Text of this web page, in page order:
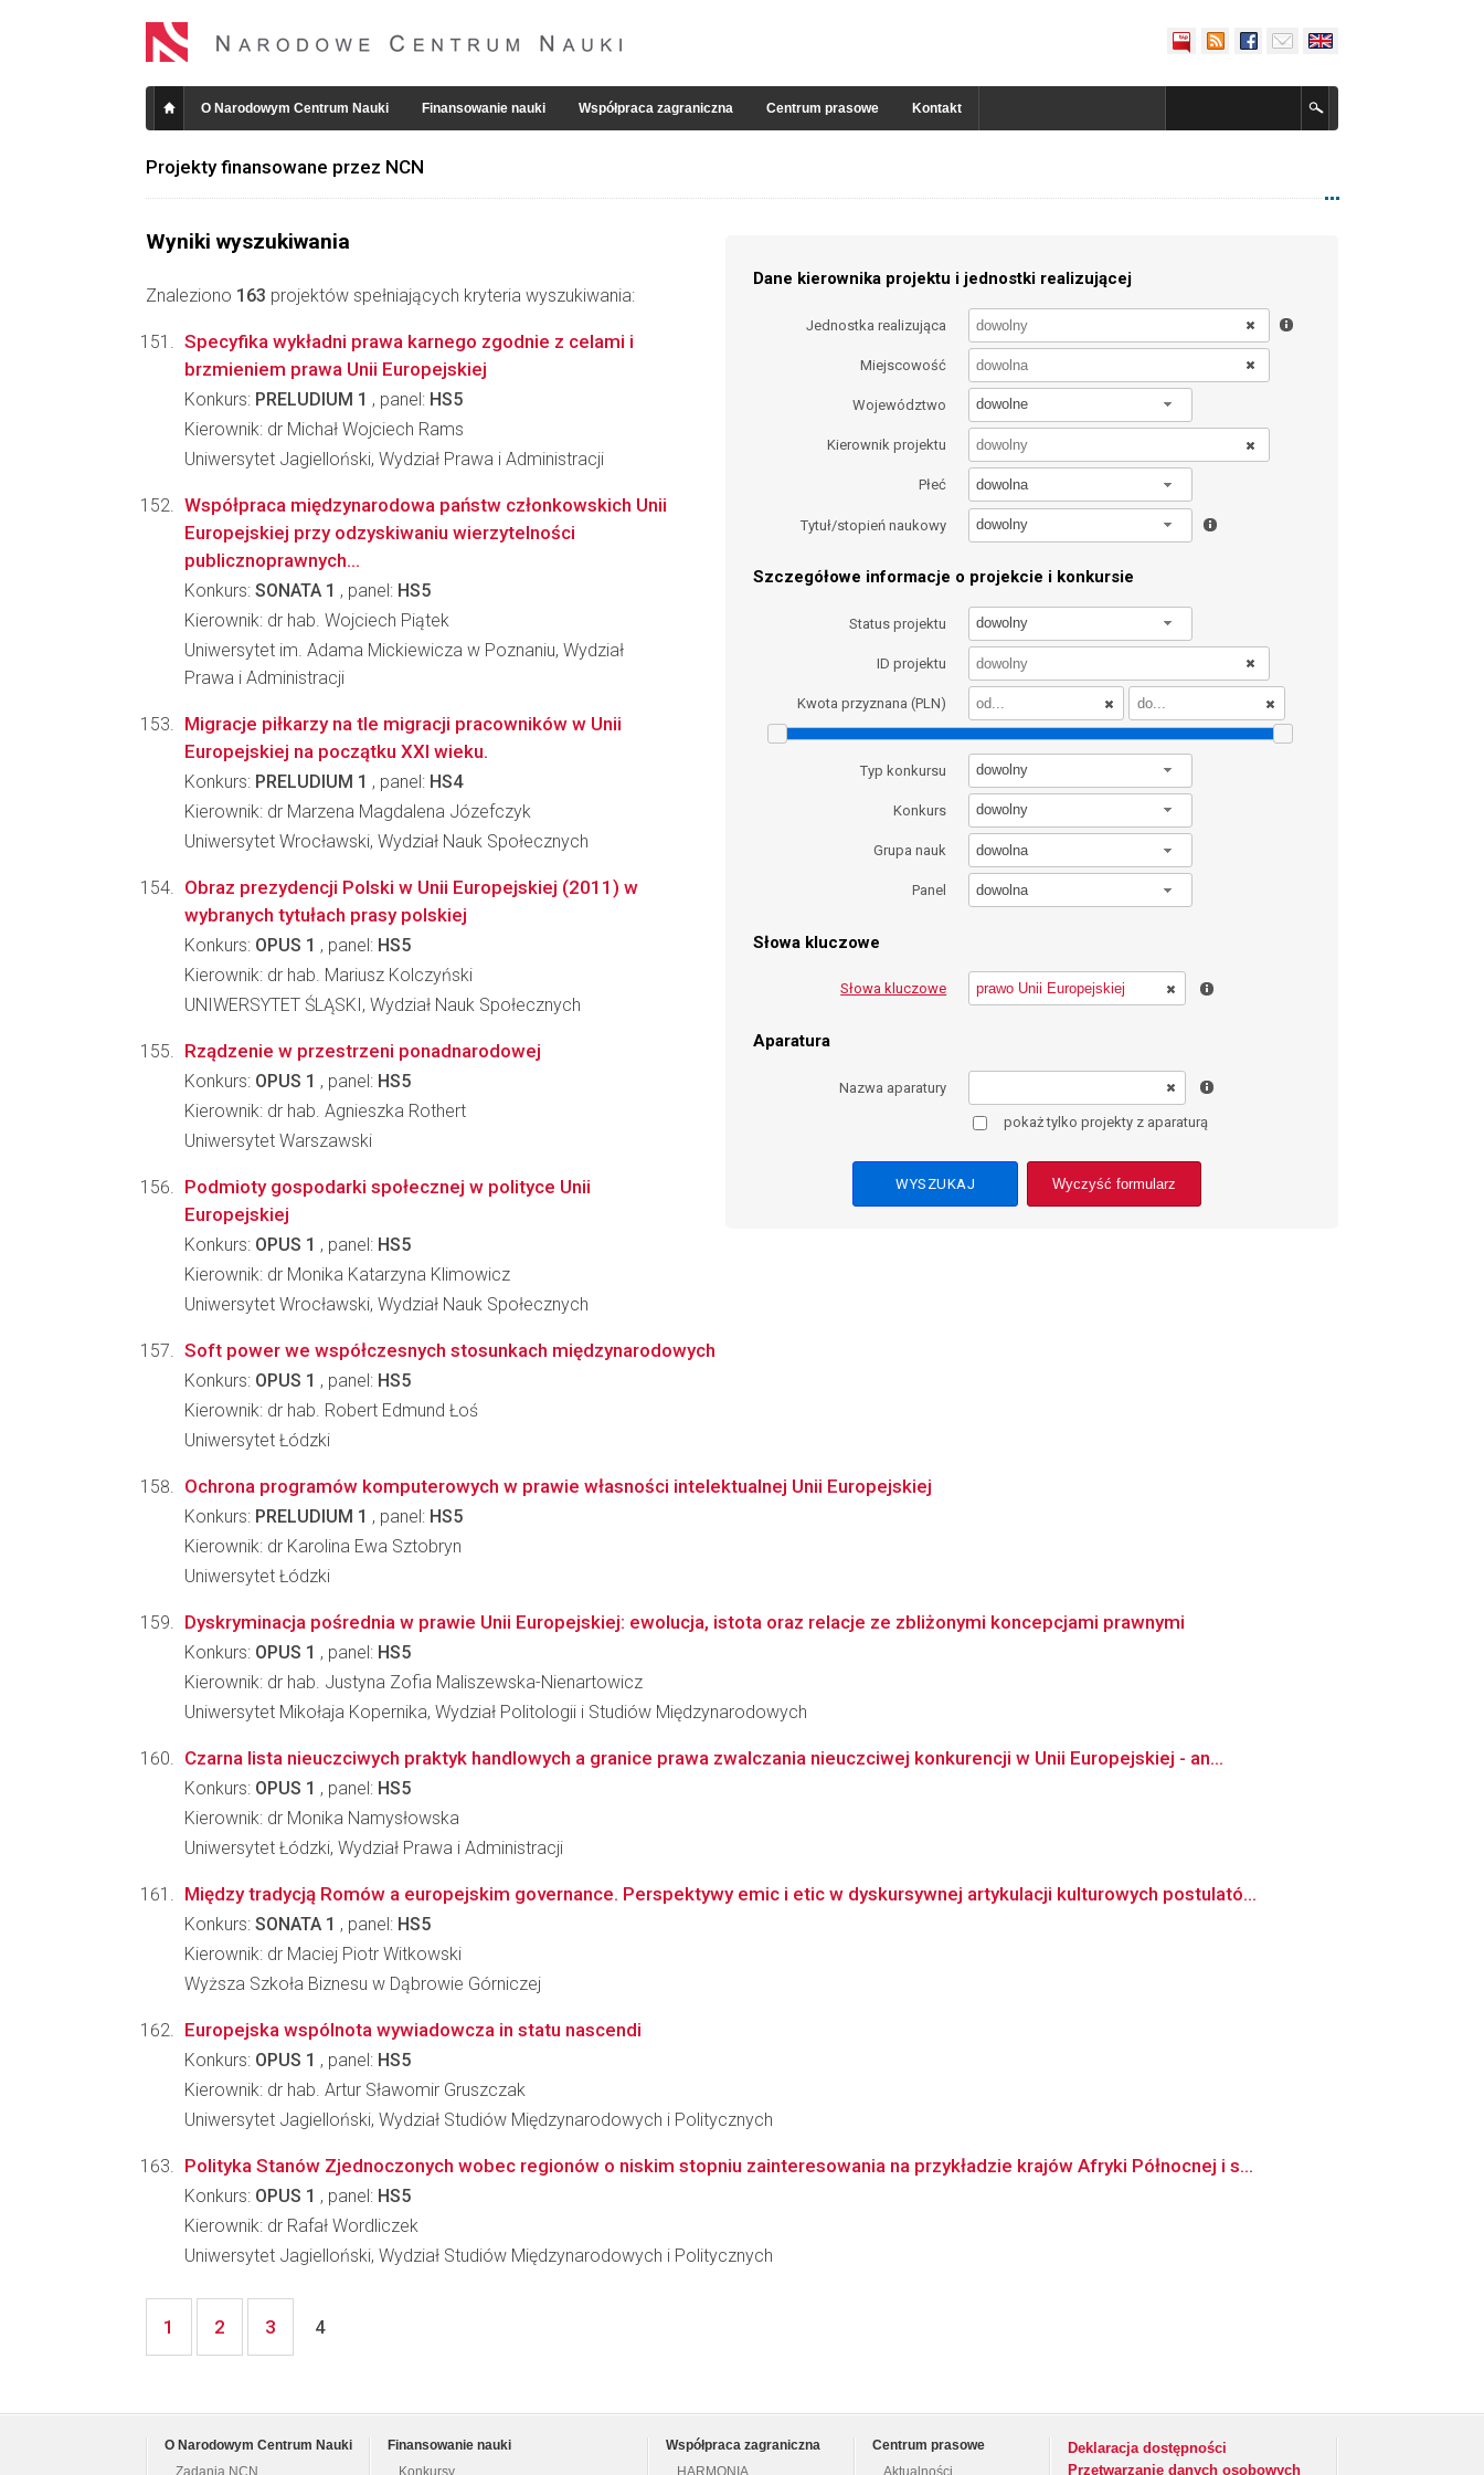
O Narodowym Centrum Nauki Finansowanie nauki Współpraca zagraniczna Centrum prasowe Kontakt
Projekty finansowane przez NCN
Wyniki wyszukiwania
Znaleziono 163 projektów spełniających kryteria wyszukiwania:
Dane kierownika projektu i jednostki realizującej
Jednostka realizująca
Miejscowość
Województwo dowolne
Kierownik projektu
Płeć dowolna
Tytuł/stopień naukowy dowolny
Szczegółowe informacje o projekcie i konkursie
Status projektu dowolny
ID projektu
Kwota przyznana (PLN)
Typ konkursu dowolny
Konkurs dowolny
Grupa nauk dowolna
Panel dowolna
Słowa kluczowe
Słowa kluczowe
Aparatura
Nazwa aparatury
pokaż tylko projekty z aparaturą
Wyczyść formularz
Specyfika wykładni prawa karnego zgodnie z celami i
brzmieniem prawa Unii Europejskiej
Konkurs: PRELUDIUM 1 , panel: HS5
Kierownik: dr Michał Wojciech Rams
Uniwersytet Jagielloński, Wydział Prawa i Administracji
Współpraca międzynarodowa państw członkowskich Unii
Europejskiej przy odzyskiwaniu wierzytelności
publicznoprawnych...
Konkurs: SONATA 1 , panel: HS5
Kierownik: dr hab. Wojciech Piątek
Uniwersytet im. Adama Mickiewicza w Poznaniu, Wydział
Prawa i Administracji
Migracje piłkarzy na tle migracji pracowników w Unii
Europejskiej na początku XXI wieku.
Konkurs: PRELUDIUM 1 , panel: HS4
Kierownik: dr Marzena Magdalena Józefczyk
Uniwersytet Wrocławski, Wydział Nauk Społecznych
Obraz prezydencji Polski w Unii Europejskiej (2011) w
wybranych tytułach prasy polskiej
Konkurs: OPUS 1 , panel: HS5
Kierownik: dr hab. Mariusz Kolczyński
UNIWERSYTET ŚLĄSKI, Wydział Nauk Społecznych
Rządzenie w przestrzeni ponadnarodowej
Konkurs: OPUS 1 , panel: HS5
Kierownik: dr hab. Agnieszka Rothert
Uniwersytet Warszawski
Podmioty gospodarki społecznej w polityce Unii
Europejskiej
Konkurs: OPUS 1 , panel: HS5
Kierownik: dr Monika Katarzyna Klimowicz
Uniwersytet Wrocławski, Wydział Nauk Społecznych
Soft power we współczesnych stosunkach międzynarodowych
Konkurs: OPUS 1 , panel: HS5
Kierownik: dr hab. Robert Edmund Łoś
Uniwersytet Łódzki
Ochrona programów komputerowych w prawie własności intelektualnej Unii Europejskiej
Konkurs: PRELUDIUM 1 , panel: HS5
Kierownik: dr Karolina Ewa Sztobryn
Uniwersytet Łódzki
Dyskryminacja pośrednia w prawie Unii Europejskiej: ewolucja, istota oraz relacje ze zbliżonymi koncepcjami prawnymi
Konkurs: OPUS 1 , panel: HS5
Kierownik: dr hab. Justyna Zofia Maliszewska-Nienartowicz
Uniwersytet Mikołaja Kopernika, Wydział Politologii i Studiów Międzynarodowych
Czarna lista nieuczciwych praktyk handlowych a granice prawa zwalczania nieuczciwej konkurencji w Unii Europejskiej - an...
Konkurs: OPUS 1 , panel: HS5
Kierownik: dr Monika Namysłowska
Uniwersytet Łódzki, Wydział Prawa i Administracji
Między tradycją Romów a europejskim governance. Perspektywy emic i etic w dyskursywnej artykulacji kulturowych postulató...
Konkurs: SONATA 1 , panel: HS5
Kierownik: dr Maciej Piotr Witkowski
Wyższa Szkoła Biznesu w Dąbrowie Górniczej
Europejska wspólnota wywiadowcza in statu nascendi
Konkurs: OPUS 1 , panel: HS5
Kierownik: dr hab. Artur Sławomir Gruszczak
Uniwersytet Jagielloński, Wydział Studiów Międzynarodowych i Politycznych
Polityka Stanów Zjednoczonych wobec regionów o niskim stopniu zainteresowania na przykładzie krajów Afryki Północnej i s...
Konkurs: OPUS 1 , panel: HS5
Kierownik: dr Rafał Wordliczek
Uniwersytet Jagielloński, Wydział Studiów Międzynarodowych i Politycznych
1 2 3 4
O Narodowym Centrum Nauki
Zadania NCN
Finansowanie nauki
Konkursy
Współpraca zagraniczna
HARMONIA
Centrum prasowe
Aktualności
Deklaracja dostępności
Przetwarzanie danych osobowych